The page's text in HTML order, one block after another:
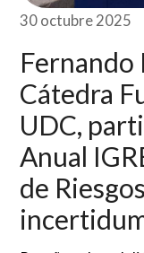
30 octubre 2025
Fernando
Cátedra
UDC,
Anual
de